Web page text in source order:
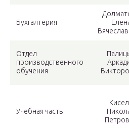
Бухгалтерия
Отдел
производственного
обучения
Учебная часть